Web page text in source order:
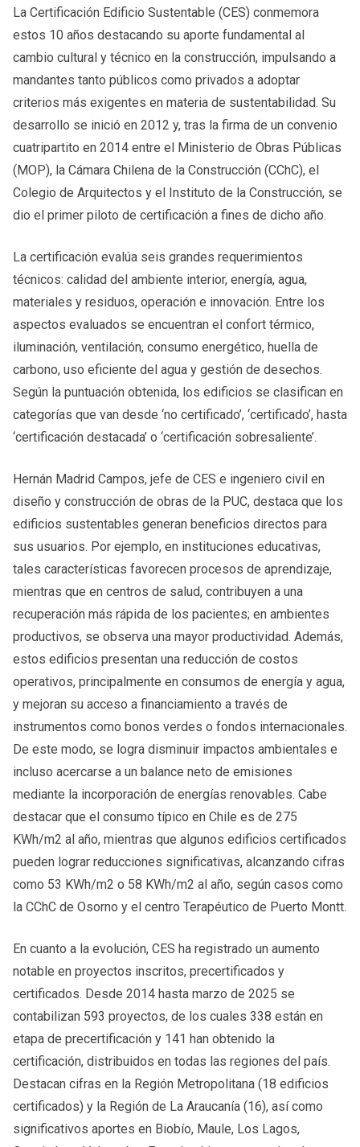
La Certificación Edificio Sustentable (CES) conmemora
estos 10 años destacando su aporte fundamental al
cambio cultural y técnico en la construcción, impulsando a
mandantes tanto públicos como privados a adoptar
criterios más exigentes en materia de sustentabilidad. Su
desarrollo se inició en 2012 y, tras la firma de un convenio
cuatripartito en 2014 entre el Ministerio de Obras Públicas
(MOP), la Cámara Chilena de la Construcción (CChC), el
Colegio de Arquitectos y el Instituto de la Construcción, se
dio el primer piloto de certificación a fines de dicho año.
La certificación evalúa seis grandes requerimientos
técnicos: calidad del ambiente interior, energía, agua,
materiales y residuos, operación e innovación. Entre los
aspectos evaluados se encuentran el confort térmico,
iluminación, ventilación, consumo energético, huella de
carbono, uso eficiente del agua y gestión de desechos.
Según la puntuación obtenida, los edificios se clasifican en
categorías que van desde ‘no certificado’, ‘certificado’, hasta
‘certificación destacada’ o ‘certificación sobresaliente’.
Hernán Madrid Campos, jefe de CES e ingeniero civil en
diseño y construcción de obras de la PUC, destaca que los
edificios sustentables generan beneficios directos para
sus usuarios. Por ejemplo, en instituciones educativas,
tales características favorecen procesos de aprendizaje,
mientras que en centros de salud, contribuyen a una
recuperación más rápida de los pacientes; en ambientes
productivos, se observa una mayor productividad. Además,
estos edificios presentan una reducción de costos
operativos, principalmente en consumos de energía y agua,
y mejoran su acceso a financiamiento a través de
instrumentos como bonos verdes o fondos internacionales.
De este modo, se logra disminuir impactos ambientales e
incluso acercarse a un balance neto de emisiones
mediante la incorporación de energías renovables. Cabe
destacar que el consumo típico en Chile es de 275
KWh/m2 al año, mientras que algunos edificios certificados
pueden lograr reducciones significativas, alcanzando cifras
como 53 KWh/m2 o 58 KWh/m2 al año, según casos como
la CChC de Osorno y el centro Terapéutico de Puerto Montt.
En cuanto a la evolución, CES ha registrado un aumento
notable en proyectos inscritos, precertificados y
certificados. Desde 2014 hasta marzo de 2025 se
contabilizan 593 proyectos, de los cuales 338 están en
etapa de precertificación y 141 han obtenido la
certificación, distribuidos en todas las regiones del país.
Destacan cifras en la Región Metropolitana (18 edificios
certificados) y la Región de La Araucanía (16), así como
significativos aportes en Biobío, Maule, Los Lagos,